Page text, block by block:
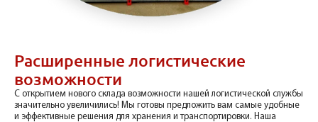
Расширенные логистические
возможности
С открытием нового склада возможности нашей логистической службы
значительно увеличились! Мы готовы предложить вам самые удобные
и эффективные решения для хранения и транспортировки. Наша